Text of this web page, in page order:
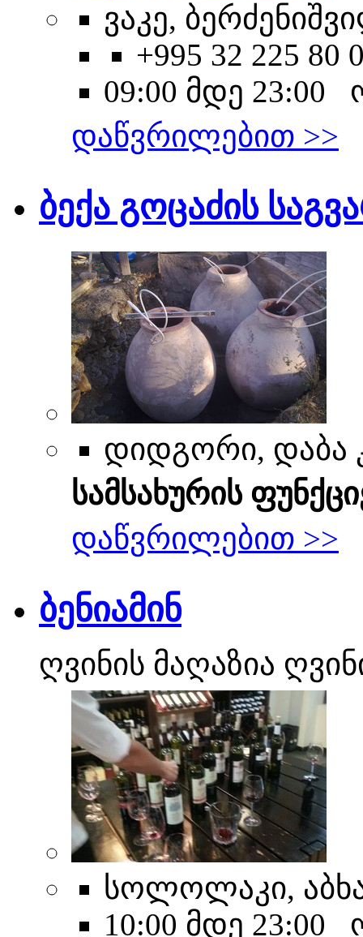
ვაკე,
+995 32 225 80
09:00 მდე 23:00
დაწვრილებით >>
ბექა გოცაძის
დიდგორი, დაბა
სამსახურის
დაწვრილებით >>
ბენიამინ
ღვინის მაღაზია
სოლოლაკი,
10:00 მდე 23:00